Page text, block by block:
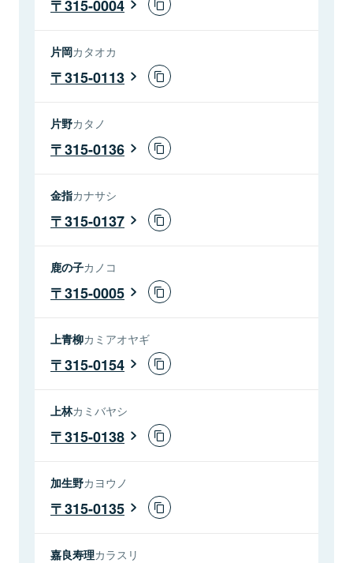
315-0004
片岡カタオカ
315-0113
片野カタノ
315-0136
金指カナサシ
315-0137
鹿の子カノコ
315-0005
上青柳カミアオヤギ
315-0154
上林カミバヤシ
315-0138
加生野カヨウノ
315-0135
嘉良寿理カラスリ